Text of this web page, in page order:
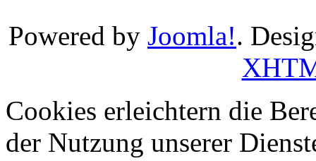
Powered by Joomla!.
Cookies erleichtern die
der Nutzung unserer